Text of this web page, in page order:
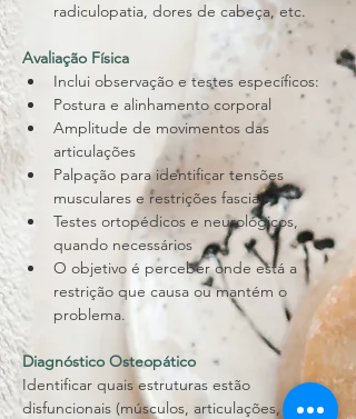
radiculopatia, dores de cabeça, etc.
Avaliação Física
​Inclui observação e testes específicos:
Postura e alinhamento corporal
Amplitude de movimentos das
articulações
Palpação para identificar tensões
musculares e restrições fasciais
Testes ortopédicos e neurológicos,
quando necessários
O objetivo é perceber onde está a
restrição que causa ou mantém o
problema.
Diagnóstico Osteopático
Identificar quais estruturas estão
disfuncionais (músculos, articulações, fáscia,